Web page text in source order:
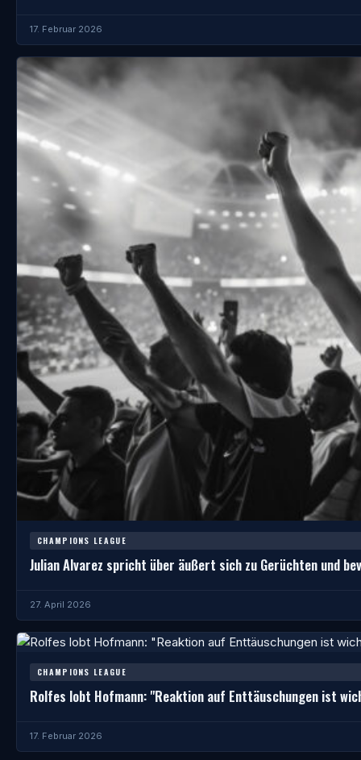
17. Februar 2026
CHAMPIONS LEAGUE
Julian Alvarez spricht über äußert sich zu Gerüchten und
27. April 2026
CHAMPIONS LEAGUE
Rolfes lobt Hofmann: "Reaktion auf Enttäuschungen ist
17. Februar 2026